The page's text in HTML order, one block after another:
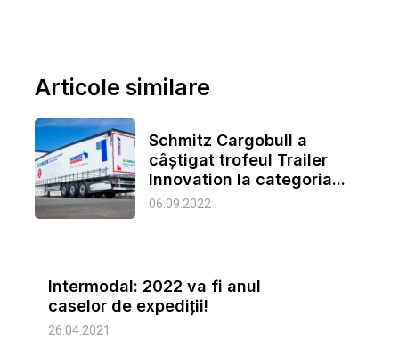
Articole similare
Schmitz Cargobull a
câștigat trofeul Trailer
Innovation la categoria...
06.09.2022
Intermodal: 2022 va fi anul
caselor de expediții!
26.04.2021